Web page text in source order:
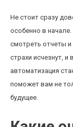
Не стоит сразу
особенно в
смотреть отчеты
страхи исчезнут, и
автоматизация
поможет вам не
будущее.